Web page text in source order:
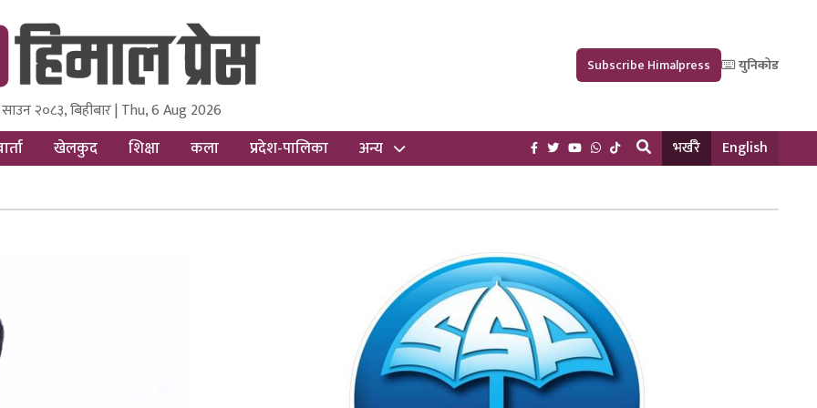
Media and Research Pvt Ltd.
२०८३, बिहीबार | Thu, 6 Aug 2026
Subscribe Himalpress युनिकोड
खेलकुद शिक्षा कला प्रदेश-पालिका अन्य भर्खरै English